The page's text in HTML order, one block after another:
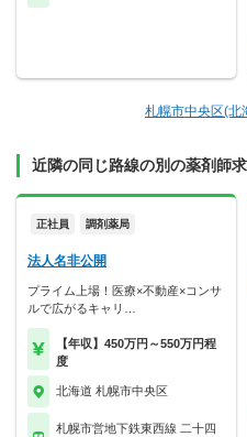
札幌市中央区(北
近隣の同じ路線の別の薬剤師
正社員 調剤薬局
法人名非公開
プライム上場！医療×不動産×コンサ
ルで広がるキャリ…
【年収】450万円～550万円程
度
北海道 札幌市中央区
札幌市営地下鉄東西線 二十四